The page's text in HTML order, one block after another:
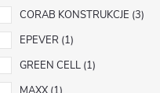
CORAB KONSTRUKCJE 3
EPEVER 1
GREEN CELL 1